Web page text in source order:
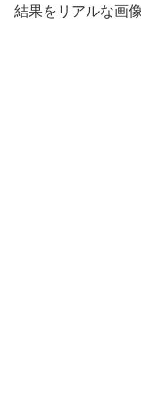
結果をリアルな画